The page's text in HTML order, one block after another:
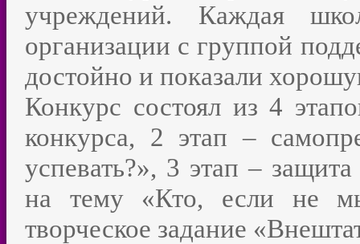
учреждений. Каждая
организации с группой
достойно и показали
Конкурс состоял из 4
конкурса, 2 этап –
успевать?», 3 этап –
на тему «Кто, если не
творческое задание